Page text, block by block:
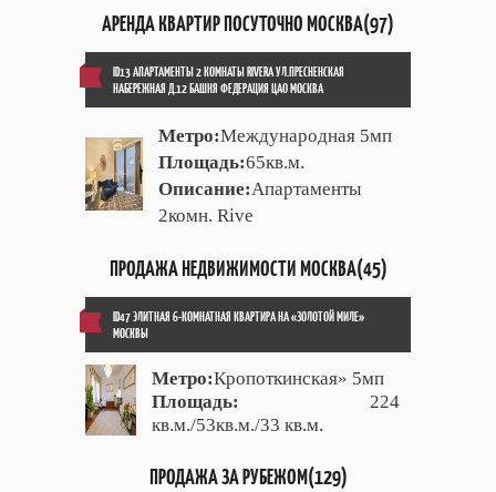
АРЕНДА КВАРТИР ПОСУТОЧНО МОСКВА(97)
ID13 АПАРТАМЕНТЫ 2 КОМНАТЫ RIVERA УЛ.ПРЕСНЕНСКАЯ
НАБЕРЕЖНАЯ Д.12 БАШНЯ ФЕДЕРАЦИЯ ЦАО МОСКВА
Метро:Международная 5мп
Площадь:65кв.м.
Описание:Апартаменты
2комн. Rive
ПРОДАЖА НЕДВИЖИМОСТИ МОСКВА(45)
ID47 ЭЛИТНАЯ 6-КОМНАТНАЯ КВАРТИРА НА «ЗОЛОТОЙ МИЛЕ»
МОСКВЫ
Метро:Кропоткинская» 5мп
Площадь:
224
кв.м./53кв.м./33 кв.м.
ПРОДАЖА ЗА РУБЕЖОМ(129)